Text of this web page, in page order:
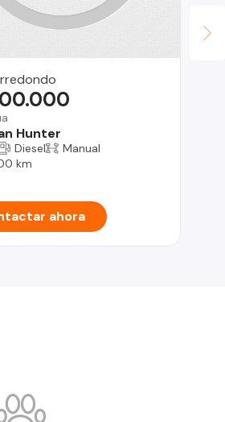
Hunter
Diesel
Manual
km
ahora